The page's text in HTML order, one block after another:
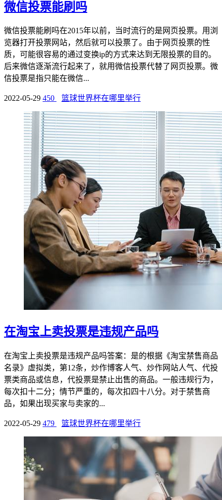
微信投票能刷吗
微信投票能刷吗在2015年以前，当时流行的是网页投票。用浏
览器打开投票网站，然后就可以投票了。由于网页投票的性
质，可能很容易的通过变换ip的方式来达到无限投票的目的。
后来微信逐渐流行起来了，就用微信投票代替了网页投票。微
信投票是指只能在微信...
2022-05-29 450 篮球世界杯在哪里举行
在淘宝上卖投票是违规产品吗
在淘宝上卖投票是违规产品吗答案：是的根据《淘宝禁售商品
名录》虚拟类，第12条，炒作博客人气、炒作网站人气、代投
票类商品或信息，代投票是禁止出售的商品。一般违规行为，
每次扣十二分；情节严重的，每次扣四十八分。对于禁售商
品，如果出现买家与卖家的...
2022-05-29 479 篮球世界杯在哪里举行